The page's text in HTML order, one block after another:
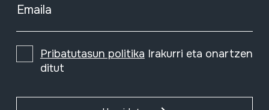
Emaila
Pribatutasun politika Irakurri eta onartzen
ditut